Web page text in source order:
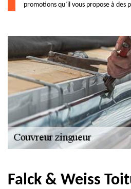
promotions qu’il vous propose à des
Falck & Weiss